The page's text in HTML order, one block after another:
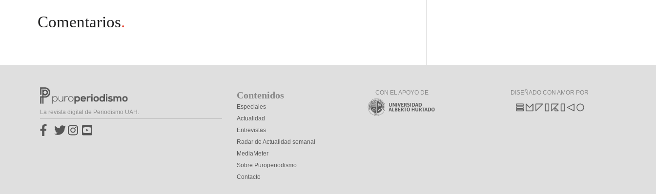
Comentarios.
La revista digital de Periodismo UAH.
Contenidos
Especiales
Actualidad
Entrevistas
Radar de Actualidad semanal
MediaMeter
Sobre Puroperiodismo
Contacto
CON EL APOYO DE DISEÑADO CON AMOR POR